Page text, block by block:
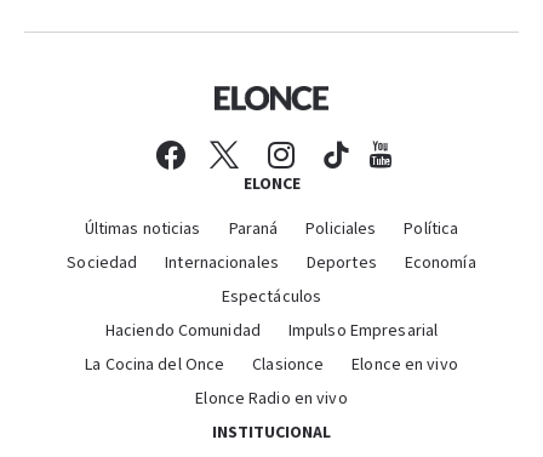
ELONCE
Últimas noticias Paraná Policiales
Política
Sociedad
Internacionales Deportes
Economía
Espectáculos
Haciendo Comunidad
Impulso Empresarial
La Cocina del Once
Clasionce
Elonce en vivo
Elonce Radio en vivo
INSTITUCIONAL